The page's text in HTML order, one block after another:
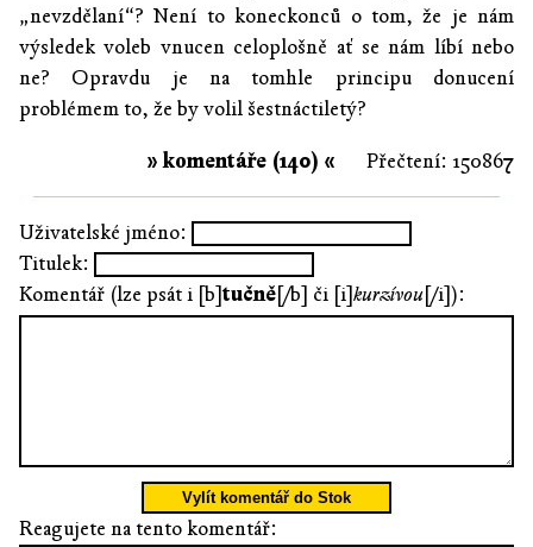
„nevzdělaní“? Není to koneckonců o tom, že je nám
výsledek voleb vnucen celoplošně ať se nám líbí nebo
ne? Opravdu je na tomhle principu donucení
problémem to, že by volil šestnáctiletý?
Přečtení: 150867
» komentáře (140) «
Uživatelské jméno:
Titulek:
Komentář (lze psát i [b]tučně[/b] či [i]kurzívou[/i]):
Vylít komentář do Stok
Reagujete na tento komentář: